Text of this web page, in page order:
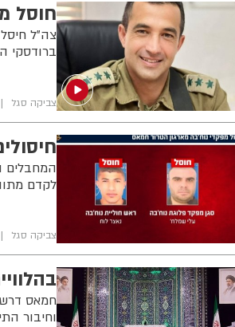
חוסל
צה"ל
ברודסקי הי"ד
צביקה סגל
המחבלים
לקדם
צביקה סגל
חמאס
וחיבור